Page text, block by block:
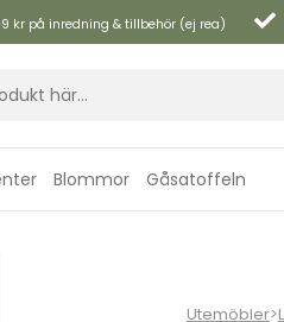
kr på inredning & tillbehör (ej rea)
Blommor Gåsatoffeln
Utemöbler>